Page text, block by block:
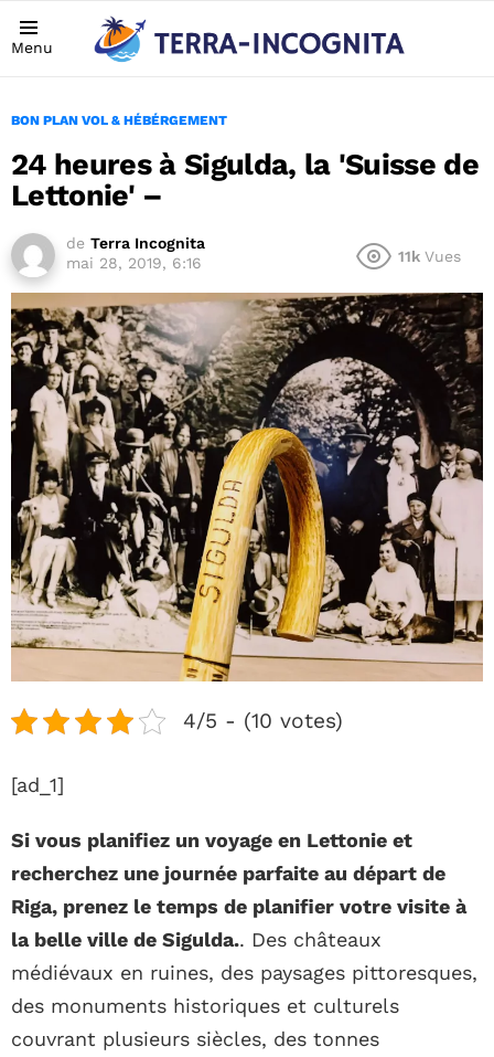
Menu
BON PLAN VOL & HÉBÉRGEMENT
24 heures à Sigulda, la 'Suisse de
Lettonie' –
de Terra Incognita
mai 28, 2019, 6:16
11k Vues
4/5 - (10 votes)
[ad_1]
Si vous planifiez un voyage en Lettonie et
recherchez une journée parfaite au départ de
Riga, prenez le temps de planifier votre visite à
la belle ville de Sigulda.. Des châteaux
médiévaux en ruines, des paysages pittoresques,
des monuments historiques et culturels
couvrant plusieurs siècles, des tonnes